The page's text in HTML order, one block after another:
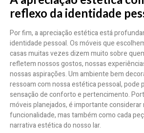
reflexo da identidade
Por fim, a apreciação estética está
identidade pessoal. Os móveis que
casas muitas vezes dizem muito sobre
refletem nossos gostos, nossas
nossas aspirações. Um ambiente bem
ressoam com nossa estética pessoal, pode
sensação de conforto e pertencimento.
móveis planejados, é importante considerar
funcionalidade, mas também como cada
narrativa estética do nosso lar.